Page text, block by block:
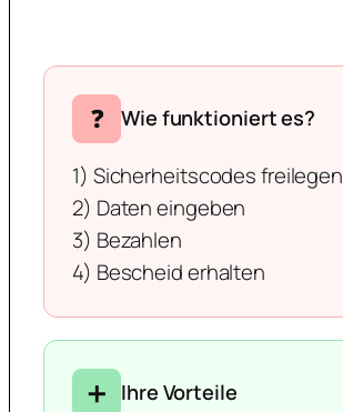
❓ Wie funktioniert es?
1) Sicherheitscodes freilegen
2) Daten eingeben
3) Bezahlen
4) Bescheid erhalten
➕ Ihre Vorteile